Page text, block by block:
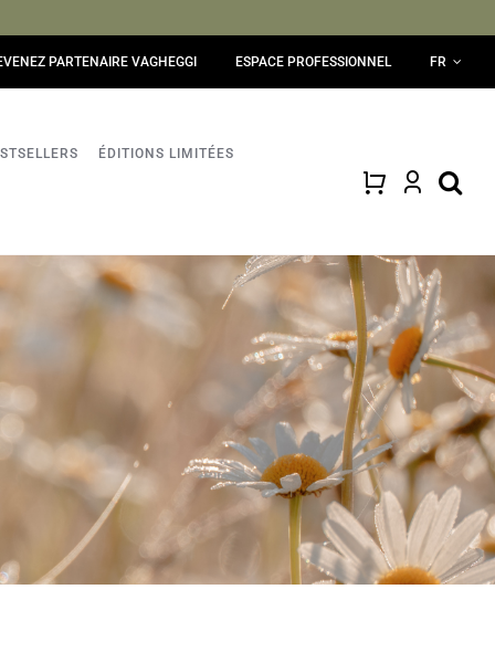
PARTENAIRE VAGHEGGI ESPACE PROFESSIONNEL FR
ÉDITIONS LIMITÉES